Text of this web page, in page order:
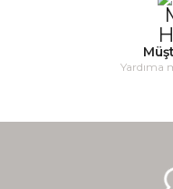
Yardıma